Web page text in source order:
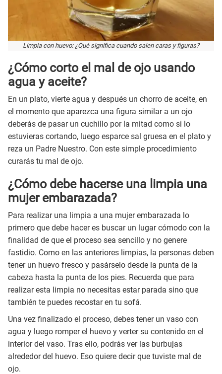
Limpia con huevo: ¿Qué significa cuando salen caras y figuras?
¿Cómo corto el mal de ojo usando
agua y aceite?
En un plato, vierte agua y después un chorro de aceite, en
el momento que aparezca una figura similar a un ojo
deberás de pasar un cuchillo por la mitad como si lo
estuvieras cortando, luego esparce sal gruesa en el plato y
reza un Padre Nuestro. Con este simple procedimiento
curarás tu mal de ojo.
¿Cómo debe hacerse una limpia una
mujer embarazada?
Para realizar una limpia a una mujer embarazada lo
primero que debe hacer es buscar un lugar cómodo con la
finalidad de que el proceso sea sencillo y no genere
fastidio. Como en las anteriores limpias, la personas deben
tener un huevo fresco y pasárselo desde la punta de la
cabeza hasta la punta de los pies. Recuerda que para
realizar esta limpia no necesitas estar parada sino que
también te puedes recostar en tu sofá.
Una vez finalizado el proceso, debes tener un vaso con
agua y luego romper el huevo y verter su contenido en el
interior del vaso. Tras ello, podrás ver las burbujas
alrededor del huevo. Eso quiere decir que tuviste mal de
ojo.